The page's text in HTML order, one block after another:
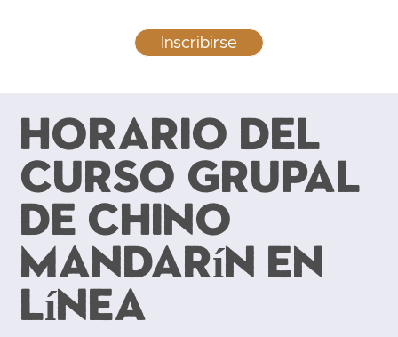
Inscribirse
Horario del
curso grupal
de chino
mandarín en
línea